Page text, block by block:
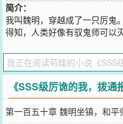
简介：
我叫魏明，穿越成了一只厉鬼
得知，人类好像有驭鬼师可以
的精英！因为收到厉鬼自我举
这个小区竟是一个厉鬼窝！a
鬼……可是这些恐怖恶鬼，竟
哥！大爷！祖宗！出手吧！”“
您要是觉得《 SSS级厉诡的我
记向您QQ群和微博微信里的朋
《SSS级厉诡的我，拨
第一百五十章 魏明坐镇，和平